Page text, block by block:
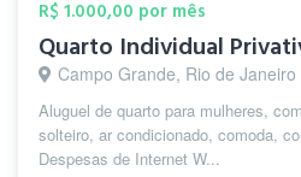
R$ 1.000,00 por mês
Quarto Individual
Campo Grande, Rio de Janeiro
Aluguel de quarto para mulheres,
solteiro, ar condicionado, comoda,
Despesas de Internet W...